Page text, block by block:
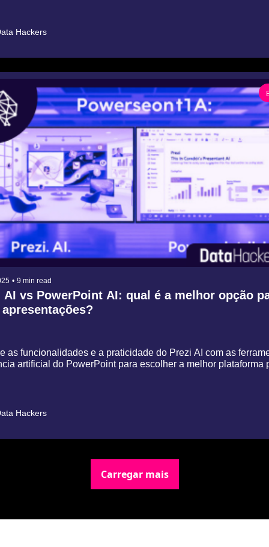
Hackers
• 9 min read
AI vs PowerPoint AI: qual é a melhor opção
as funcionalidades e a praticidade do Prezi AI com as
artificial do PowerPoint para escolher a melhor plataforma
Hackers
Carregar mais